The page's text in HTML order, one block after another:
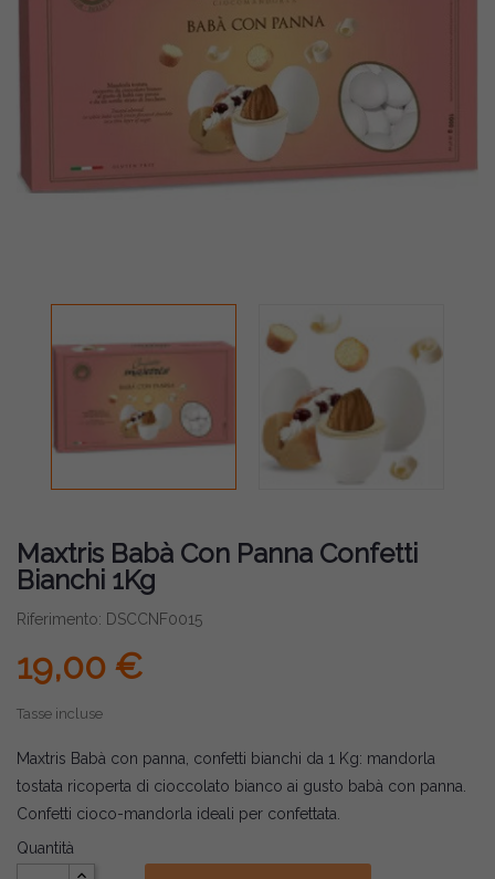
Maxtris Babà Con Panna Confetti
Bianchi 1Kg
Riferimento: DSCCNF0015
19,00 €
Tasse incluse
Maxtris Babà con panna, confetti bianchi da 1 Kg: mandorla
tostata ricoperta di cioccolato bianco ai gusto babà con panna.
Confetti cioco-mandorla ideali per confettata.
Quantità